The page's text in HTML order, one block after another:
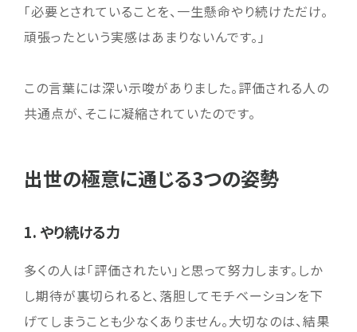
「必要とされていることを、一生懸命やり続けただけ。
頑張ったという実感はあまりないんです。」
この言葉には深い示唆がありました。評価される人の
共通点が、そこに凝縮されていたのです。
出世の極意に通じる3つの姿勢
1. やり続ける力
多くの人は「評価されたい」と思って努力します。しか
し期待が裏切られると、落胆してモチベーションを下
げてしまうことも少なくありません。大切なのは、結果